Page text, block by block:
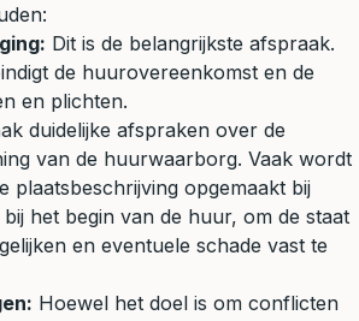
Dit is de belangrijkste afspraak.
de huurovereenkomst en de
en plichten.
duidelijke afspraken over de
van de huurwaarborg. Vaak wordt
plaatsbeschrijving opgemaakt bij
het begin van de huur, om de staat
en eventuele schade vast te
Hoewel het doel is om conflicten